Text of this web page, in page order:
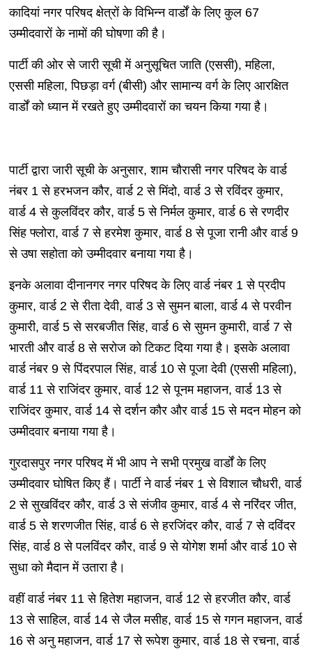
कादियां नगर परिषद क्षेत्रों के विभिन्न वार्डों के लिए कुल 67
उम्मीदवारों के नामों की घोषणा की है।
पार्टी की ओर से जारी सूची में अनुसूचित जाति (एससी), महिला,
एससी महिला, पिछड़ा वर्ग (बीसी) और सामान्य वर्ग के लिए आरक्षित
वार्डों को ध्यान में रखते हुए उम्मीदवारों का चयन किया गया है।
पार्टी द्वारा जारी सूची के अनुसार, शाम चौरासी नगर परिषद के वार्ड
नंबर 1 से हरभजन कौर, वार्ड 2 से मिंदो, वार्ड 3 से रविंदर कुमार,
वार्ड 4 से कुलविंदर कौर, वार्ड 5 से निर्मल कुमार, वार्ड 6 से रणदीर
सिंह फ्लोरा, वार्ड 7 से हरमेश कुमार, वार्ड 8 से पूजा रानी और वार्ड 9
से उषा सहोता को उम्मीदवार बनाया गया है।
इनके अलावा दीनानगर नगर परिषद के लिए वार्ड नंबर 1 से प्रदीप
कुमार, वार्ड 2 से रीता देवी, वार्ड 3 से सुमन बाला, वार्ड 4 से परवीन
कुमारी, वार्ड 5 से सरबजीत सिंह, वार्ड 6 से सुमन कुमारी, वार्ड 7 से
भारती और वार्ड 8 से सरोज को टिकट दिया गया है। इसके अलावा
वार्ड नंबर 9 से पिंदरपाल सिंह, वार्ड 10 से पूजा देवी (एससी महिला),
वार्ड 11 से राजिंदर कुमार, वार्ड 12 से पूनम महाजन, वार्ड 13 से
राजिंदर कुमार, वार्ड 14 से दर्शन कौर और वार्ड 15 से मदन मोहन को
उम्मीदवार बनाया गया है।
गुरदासपुर नगर परिषद में भी आप ने सभी प्रमुख वार्डों के लिए
उम्मीदवार घोषित किए हैं। पार्टी ने वार्ड नंबर 1 से विशाल चौधरी, वार्ड
2 से सुखविंदर कौर, वार्ड 3 से संजीव कुमार, वार्ड 4 से नरिंदर जीत,
वार्ड 5 से शरणजीत सिंह, वार्ड 6 से हरजिंदर कौर, वार्ड 7 से दविंदर
सिंह, वार्ड 8 से पलविंदर कौर, वार्ड 9 से योगेश शर्मा और वार्ड 10 से
सुधा को मैदान में उतारा है।
वहीं वार्ड नंबर 11 से हितेश महाजन, वार्ड 12 से हरजीत कौर, वार्ड
13 से साहिल, वार्ड 14 से जैल मसीह, वार्ड 15 से गगन महाजन, वार्ड
16 से अनु महाजन, वार्ड 17 से रूपेश कुमार, वार्ड 18 से रचना, वार्ड